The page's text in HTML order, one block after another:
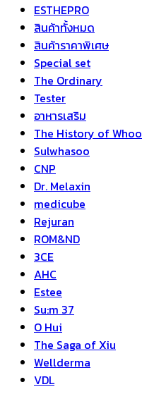
ESTHEPRO
สินค้าทั้งหมด
สินค้าราคาพิเศษ
Special set
The Ordinary
Tester
อาหารเสริม
The History of Whoo
Sulwhasoo
CNP
Dr. Melaxin
medicube
Rejuran
ROM&ND
3CE
AHC
Estee
Su:m 37
O Hui
The Saga of Xiu
Wellderma
VDL